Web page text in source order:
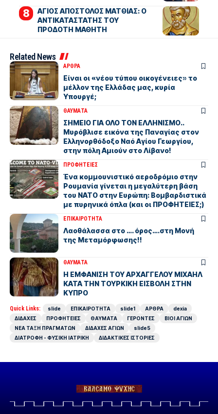
ΑΓΙΟΣ ΑΠΟΣΤΟΛΟΣ ΜΑΤΘΙΑΣ: Ο
ΑΝΤΙΚΑΤΑΣΤΑΤΗΣ ΤΟΥ
ΠΡΟΔΟΤΗ ΜΑΘΗΤΗ
Related News
ΑΡΘΡΑ
Είναι οι «νέου τύπου οικογένειες» το
μέλλον της Ελλάδας μας, κυρία
Υπουργέ;
ΘΑΥΜΑΤΑ
ΣΗΜΕΙΟ ΓΙΑ ΟΛΟ ΤΟΝ ΕΛΛΗΝΙΣΜΟ..
Μυρόβλισε εικόνα της Παναγίας στον
Ελληνορθόδοξο Ναό Αγίου Γεωργίου,
στην πόλη Αμιούν στο Λίβανο!
ΠΡΟΦΗΤΕΙΕΣ
Ένα κομμουνιστικό αεροδρόμιο στην
Ρουμανία γίνεται η μεγαλύτερη βάση
του ΝΑΤΟ στην Ευρώπη: Βομβαρδιστικά
με πυρηνικά όπλα (και οι ΠΡΟΦΗΤΕΙΕΣ;)
ΕΠΙΚΑΙΡΟΤΗΤΑ
Λαοθάλασσα στο …. όρος….στη Μονή
της Μεταμόρφωσης!!
ΘΑΥΜΑΤΑ
Η ΕΜΦΑΝΙΣΗ ΤΟΥ ΑΡΧΑΓΓΕΛΟΥ ΜΙΧΑΗΛ
ΚΑΤΑ ΤΗΝ ΤΟΥΡΚΙΚΗ ΕΙΣΒΟΛΗ ΣΤΗΝ
ΚΥΠΡΟ
Quick Links: slide ΕΠΙΚΑΙΡΟΤΗΤΑ slide1 ΑΡΘΡΑ
dexia
ΔΙΔΑΧΕΣ
ΠΡΟΦΗΤΕΙΕΣ ΘΑΥΜΑΤΑ ΓΕΡΟΝΤΕΣ
ΒΙΟΙ ΑΓΙΩΝ
ΝΕΑ ΤΑΞΗ ΠΡΑΓΜΑΤΩΝ
ΔΙΔΑΧΕΣ ΑΓΙΩΝ
slide5
ΔΙΑΤΡΟΦΗ - ΦΥΣΙΚΗ ΙΑΤΡΙΚΗ
ΔΙΔΑΚΤΙΚΕΣ ΙΣΤΟΡΙΕΣ